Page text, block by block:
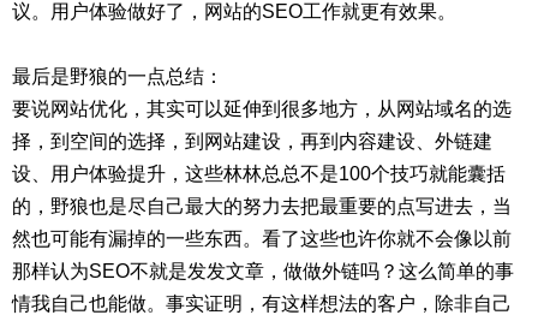
议。用户体验做好了，网站的SEO工作就更有效果。
最后是野狼的一点总结：
要说网站优化，其实可以延伸到很多地方，从网站域名的选
择，到空间的选择，到网站建设，再到内容建设、外链建
设、用户体验提升，这些林林总总不是100个技巧就能囊括
的，野狼也是尽自己最大的努力去把最重要的点写进去，当
然也可能有漏掉的一些东西。看了这些也许你就不会像以前
那样认为SEO不就是发发文章，做做外链吗？这么简单的事
情我自己也能做。事实证明，有这样想法的客户，除非自己